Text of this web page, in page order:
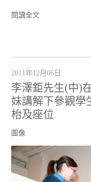
閱讀全文
2011年12月06日
李澤鉅先生(中)
妹講解下參觀學
枱及座位
圖像